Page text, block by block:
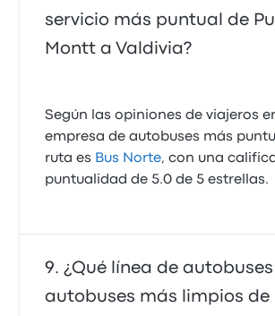
servicio más puntual de
Montt a Valdivia?
Según las opiniones de viajeros
empresa de autobuses más
ruta es Bus Norte, con una
puntualidad de 5.0 de 5 estrellas.
¿Qué línea de
autobuses más limpios de